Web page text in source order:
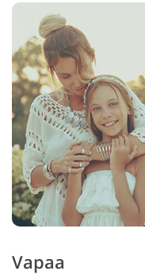
Vapaa